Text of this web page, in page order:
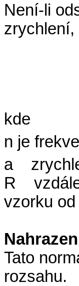
Není-li
zrychlení,
kde
n je
a
R
vzorku
Tato
rozsahu.